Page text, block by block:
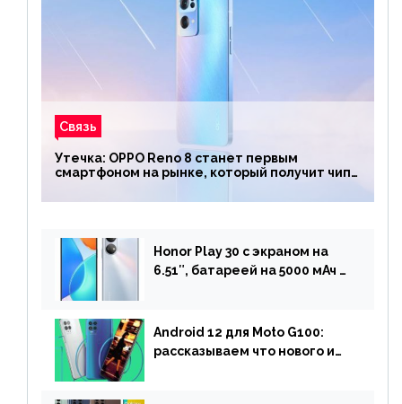
Связь
Утечка: OPPO Reno 8 станет первым
смартфоном на рынке, который получит чип
Honor Play 30 с экраном на
6.51″, батареей на 5000 мАч и
Android 12 для Moto G100:
рассказываем что нового и